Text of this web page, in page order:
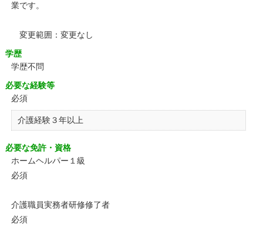
業です。
変更範囲：変更なし
学歴
学歴不問
必要な経験等
必須
介護経験３年以上
必要な免許・資格
ホームヘルパー１級
必須
介護職員実務者研修修了者
必須